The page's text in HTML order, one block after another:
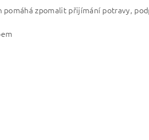
zpomalit přijímání potravy,